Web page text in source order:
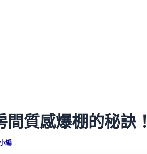
間質感爆棚的秘訣！
編